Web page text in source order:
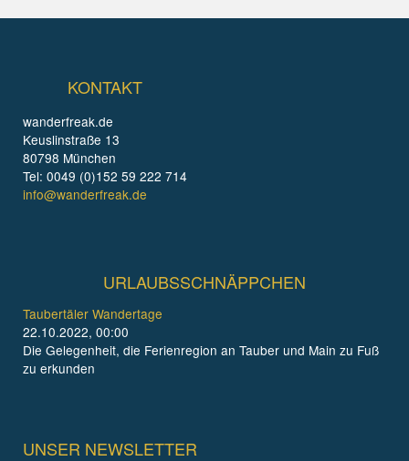
KONTAKT
wanderfreak.de
Keuslinstraße 13
80798 München
Tel: 0049 (0)152 59 222 714
info@wanderfreak.de
URLAUBSSCHNÄPPCHEN
Taubertäler Wandertage
22.10.2022, 00:00
Die Gelegenheit, die Ferienregion an Tauber und Main zu Fuß
zu erkunden
UNSER NEWSLETTER